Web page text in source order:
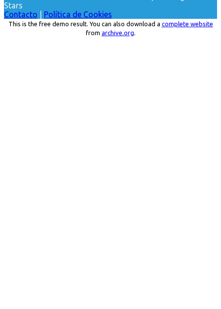
Stars
Contacto
Política de Cookies
This is the free demo result. You can also download a complete website
from archive.org.